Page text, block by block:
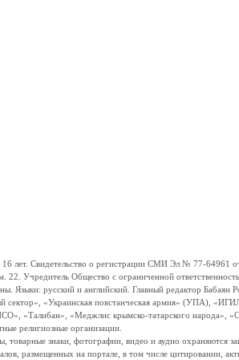
Свидетельство о регистрации СМИ Эл № 77-64961
Учредитель Общество с ограниченной
Языки: русский и английский. Главный редактор
сектор», «Украинская повстанческая армия» (УПА),
«Талибан», «Меджлис крымско-татарского народа»,
религиозные организации.
знаки, фотографии, видео и аудио
размещенных на портале, в том числе цитировании,